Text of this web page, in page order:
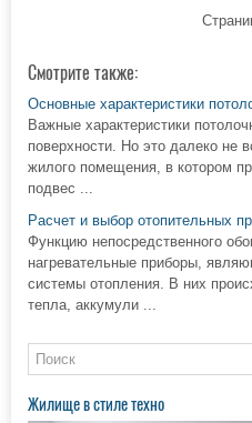
Смотрите также:
Основные характеристики
Важные характеристики
поверхности. Но это далеко не
жилого помещения, в котором
подвес ...
Расчет и выбор отопительных
Функцию непосредственного
нагревательные приборы,
системы отопления. В них
тепла, аккумули ...
Жилище в стиле техно